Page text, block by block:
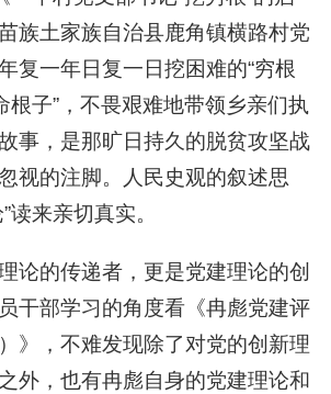
族土家族自治县鹿角镇横路村党
复一年日复一日挖困难的“穷根
根子”，不畏艰难地带领乡亲们执
事，是那旷日持久的脱贫攻坚战
视的注脚。人民史观的叙述思
读来亲切真实。
论的传递者，更是党建理论的创
干部学习的角度看《冉彪党建评
》，不难发现除了对党的创新理
外，也有冉彪自身的党建理论和